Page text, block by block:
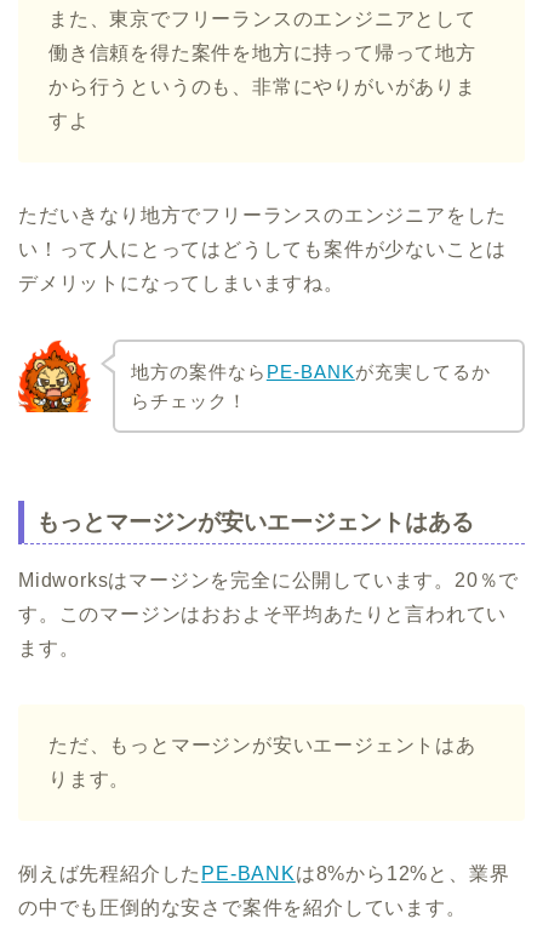
また、東京でフリーランスのエンジニアとして
働き信頼を得た案件を地方に持って帰って地方
から行うというのも、非常にやりがいがありま
すよ
ただいきなり地方でフリーランスのエンジニアをした
い！って人にとってはどうしても案件が少ないことは
デメリットになってしまいますね。
地方の案件なら PE-BANKが充実してるか
らチェック！
もっとマージンが安いエージェントはある
Midworksはマージンを完全に公開しています。20％で
す。このマージンはおおよそ平均あたりと言われてい
ます。
ただ、もっとマージンが安いエージェントはあ
ります。
例えば先程紹介した PE-BANKは8%から12%と、業界
の中でも圧倒的な安さで案件を紹介しています。